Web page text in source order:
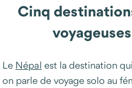
Cinq
Le Népal est la destination
on parle de voyage solo au